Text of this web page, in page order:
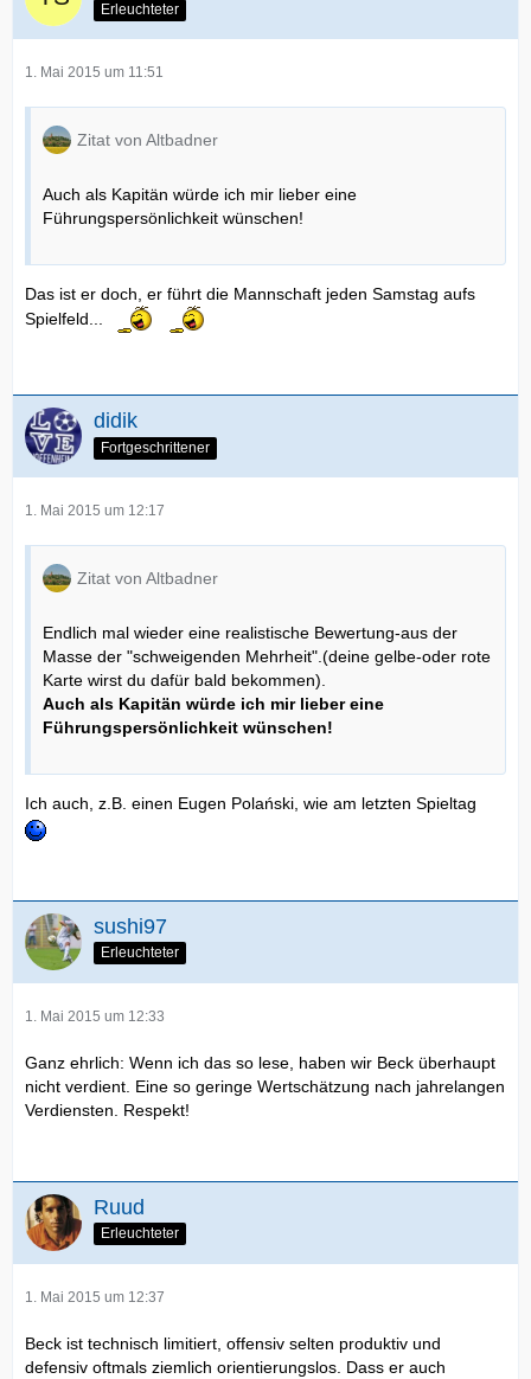
Erleuchteter
1. Mai 2015 um 11:51
Zitat von Altbadner
Auch als Kapitän würde ich mir lieber eine
Führungspersönlichkeit wünschen!
Das ist er doch, er führt die Mannschaft jeden Samstag aufs
Spielfeld...
didik
Fortgeschrittener
1. Mai 2015 um 12:17
Zitat von Altbadner
Endlich mal wieder eine realistische Bewertung-aus der
Masse der "schweigenden Mehrheit".(deine gelbe-oder rote
Karte wirst du dafür bald bekommen).
Auch als Kapitän würde ich mir lieber eine
Führungspersönlichkeit wünschen!
Ich auch, z.B. einen Eugen Polański, wie am letzten Spieltag
sushi97
Erleuchteter
1. Mai 2015 um 12:33
Ganz ehrlich: Wenn ich das so lese, haben wir Beck überhaupt
nicht verdient. Eine so geringe Wertschätzung nach jahrelangen
Verdiensten. Respekt!
Ruud
Erleuchteter
1. Mai 2015 um 12:37
Beck ist technisch limitiert, offensiv selten produktiv und
defensiv oftmals ziemlich orientierungslos. Dass er auch